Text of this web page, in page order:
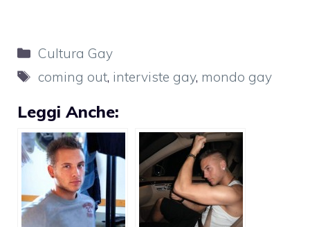
Categorie
Cultura Gay
Tag
coming out, interviste gay, mondo gay
Leggi Anche: